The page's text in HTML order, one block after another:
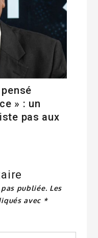
» : un
pas aux
publiée. Les
avec *